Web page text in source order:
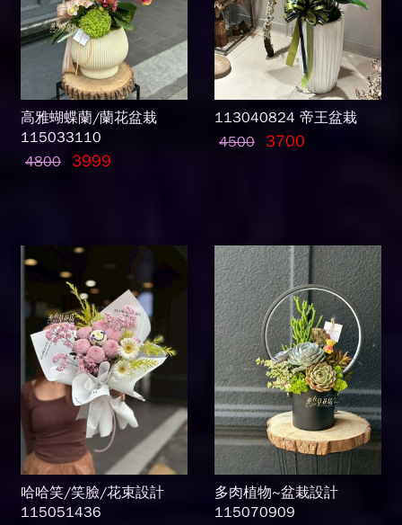
高雅蝴蝶蘭/蘭花盆栽
115033110
4800 3999
113040824 帝王盆栽
4500
3700
哈哈笑/笑臉/花束設計
115051436
多肉植物~盆栽設計
115070909